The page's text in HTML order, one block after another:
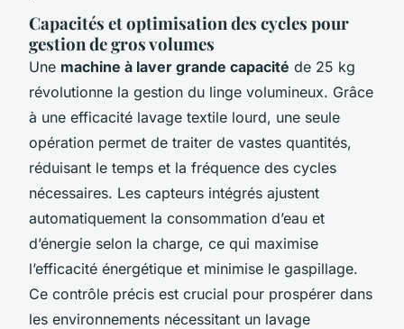
Capacités et optimisation des cycles pour
gestion de gros volumes
Une machine à laver grande capacité de 25 kg
révolutionne la gestion du linge volumineux. Grâce
à une efficacité lavage textile lourd, une seule
opération permet de traiter de vastes quantités,
réduisant le temps et la fréquence des cycles
nécessaires. Les capteurs intégrés ajustent
automatiquement la consommation d’eau et
d’énergie selon la charge, ce qui maximise
l’efficacité énergétique et minimise le gaspillage.
Ce contrôle précis est crucial pour prospérer dans
les environnements nécessitant un lavage